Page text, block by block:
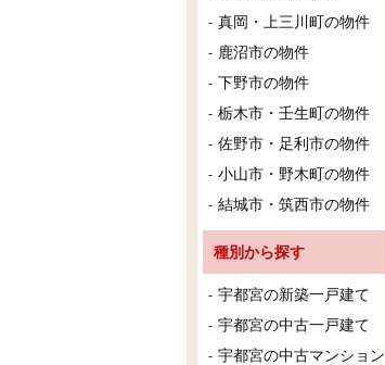
真岡・上三川町の物件
鹿沼市の物件
下野市の物件
栃木市・壬生町の物件
佐野市・足利市の物件
小山市・野木町の物件
結城市・筑西市の物件
種別から探す
宇都宮の新築一戸建て
宇都宮の中古一戸建て
宇都宮の中古マンション